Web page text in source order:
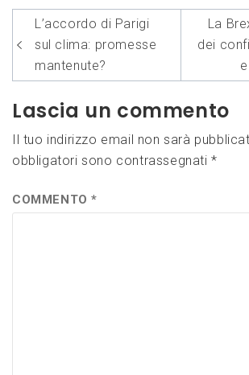
Navigazione
articoli
L’accordo di Parigi
sul clima: promesse
mantenute?
La
dei
Lascia un commento
Il tuo indirizzo email non sarà
obbligatori sono contrassegnati*
COMMENTO*